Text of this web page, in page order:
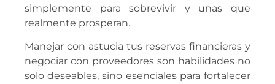
simplemente para sobrevivir y unas que
realmente prosperan.
Manejar con astucia tus reservas financieras y
negociar con proveedores son habilidades no
solo deseables, sino esenciales para fortalecer